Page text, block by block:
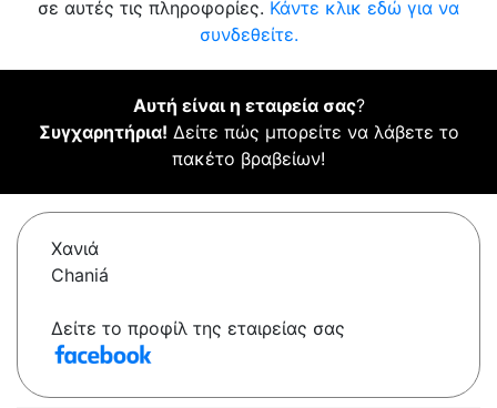
σε αυτές τις πληροφορίες. Κάντε κλικ εδώ για να
συνδεθείτε.
Αυτή είναι η εταιρεία σας?
Συγχαρητήρια! Δείτε πώς μπορείτε να λάβετε το
πακέτο βραβείων!
Χανιά
Chaniá
Δείτε το προφίλ της εταιρείας σας